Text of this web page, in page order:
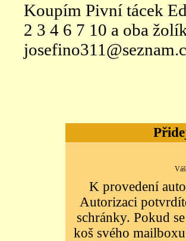
Koupím Pivní tácek
2 3 4 6 7 10 a oba
K provedení
Autorizaci
schránky. Pokud
koš svého